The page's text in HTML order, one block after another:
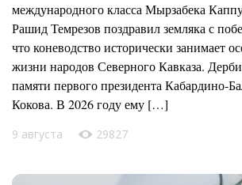
международного класса Мырзабека
Рашид Темрезов поздравил земляка с
что коневодство исторически занимает
жизни народов Северного Кавказа.
памяти первого президента Кабардино-
Кокова. В 2026 году ему […]
9 августа 29827